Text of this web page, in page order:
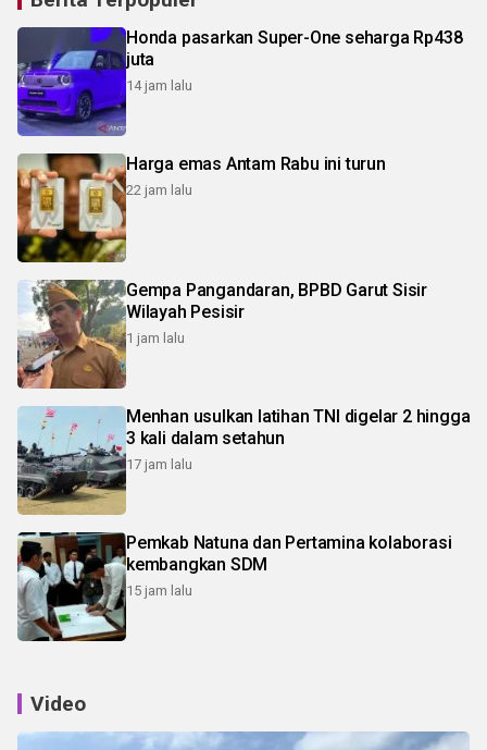
Honda pasarkan Super-One seharga Rp438
juta
14 jam lalu
Harga emas Antam Rabu ini turun
22 jam lalu
Gempa Pangandaran, BPBD Garut Sisir
Wilayah Pesisir
1 jam lalu
Menhan usulkan latihan TNI digelar 2 hingga
3 kali dalam setahun
17 jam lalu
Pemkab Natuna dan Pertamina kolaborasi
kembangkan SDM
15 jam lalu
Video